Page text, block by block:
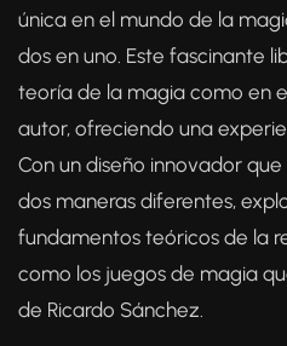
única en el mundo de la
dos en uno. Este fascinante
teoría de la magia como en
autor, ofreciendo una
Con un diseño innovador
dos maneras diferentes,
fundamentos teóricos de la
como los juegos de magia
de Ricardo Sánchez.